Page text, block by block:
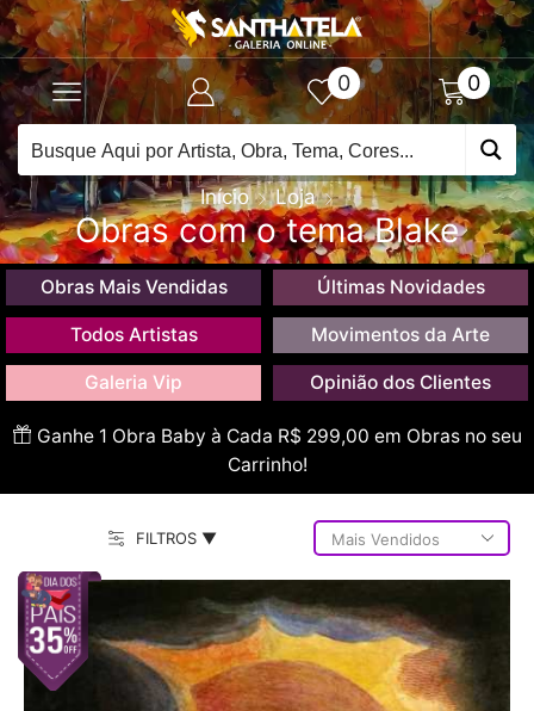
0 0
Início Loja
Obras com o tema Blake
Obras Mais Vendidas Últimas Novidades
Todos Artistas Movimentos da Arte
Galeria Vip Opinião dos Clientes
Ganhe 1 Obra Baby à Cada R$ 299,00 em Obras no seu
Carrinho!
FILTROS ▼